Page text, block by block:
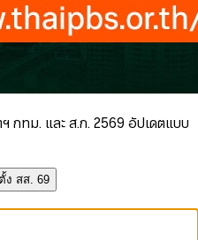
กทม. และ ส.ก. 2569 อัปเดตแบบ
ง สส. 69